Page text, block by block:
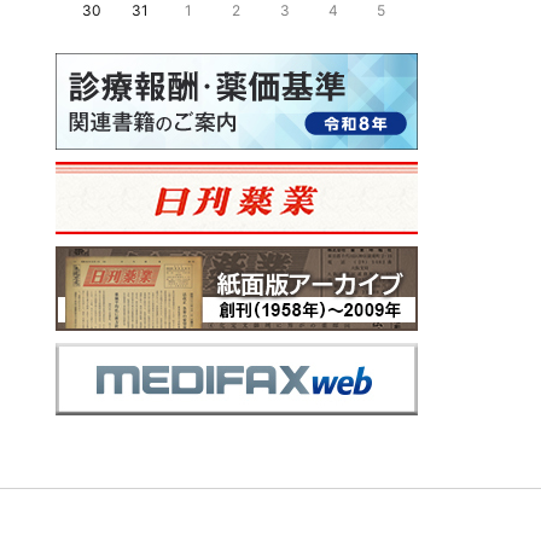
30
31 1 2 3 4 5